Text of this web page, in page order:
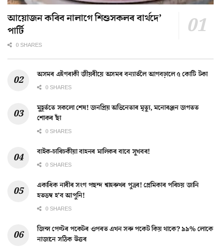
আয়োজন কৰিব নালাগে শিশুসকলৰ বাৰ্থদে’
পাৰ্টি
0 SHARES
অসমৰ এইগৰাকী জীয়ৰীয়ে অসমৰ বন্যাৰ্তলৈ আগবঢ়ালে ৫ কোটি টকা
0 SHARES
মুহূৰ্ততে সকলো শেষ! জনপ্ৰিয় অভিনেতাৰ মৃত্যু, মনোৰঞ্জন জগতত
শোকৰ ছাঁ
0 SHARES
বাইক-চাৰিচকীয়া বাহনৰ মালিকৰ বাবে সুখবৰ!
0 SHARES
একাধিক নাৰীৰ সংগ পছন্দ শ্বাহৰুখৰ পুত্ৰৰ! প্ৰেমিকাৰ পৰিচয় জানি
হতভম্ব হ’ব আপুনি!
0 SHARES
জিন্স পেণ্টৰ পকেটৰ ওপৰত এখন সৰু পকেট কিয় থাকে? ৯৯% লোকে
নাজানে সঠিক উত্তৰ